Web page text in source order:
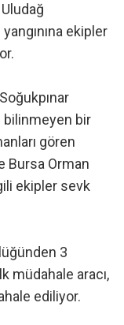
ekipler
bilinmeyen bir
gören
Bursa Orman
ekipler sevk
3
müdahale aracı,
ediliyor.